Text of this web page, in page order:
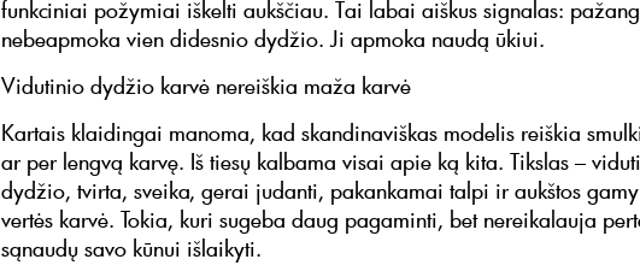
funkciniai požymiai iškelti aukščiau. Tai labai aiškus signalas:
nebeapmoka vien didesnio dydžio. Ji apmoka naudą ūkiui.
Vidutinio dydžio karvė nereiškia maža karvė
Kartais klaidingai manoma, kad skandinaviškas modelis reiškia
ar per lengvą karvę. Iš tiesų kalbama visai apie ką kita. Tikslas –
dydžio, tvirta, sveika, gerai judanti, pakankamai talpi ir aukštos
vertės karvė. Tokia, kuri sugeba daug pagaminti, bet nereikalauja
sąnaudų savo kūnui išlaikyti.